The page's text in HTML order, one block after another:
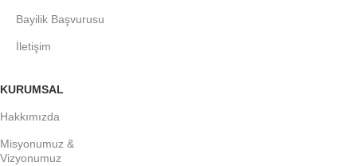
Bayilik Başvurusu
İletişim
KURUMSAL
Hakkımızda
Misyonumuz &
Vizyonumuz